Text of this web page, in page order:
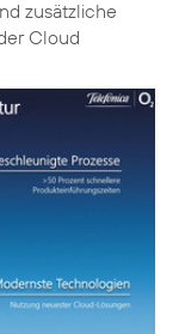
zusätzliche
Cloud